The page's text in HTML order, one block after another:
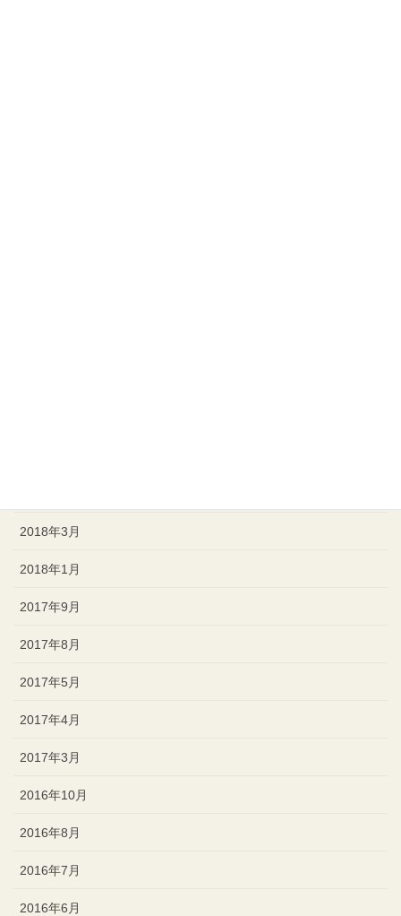
2018年3月
2018年1月
2017年9月
2017年8月
2017年5月
2017年4月
2017年3月
2016年10月
2016年8月
2016年7月
2016年6月